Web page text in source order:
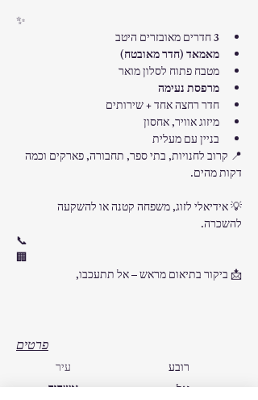
✨
3 חדרים מאובזרים היטב
מאמאד (חדר מאובטח)
מטבח פתוח לסלון מואר
מרפסת נעימה
חדר רחצה אחד + שירותים
מיזוג אוויר, אחסון
בניין עם מעלית
📍 קרוב לחנויות, בתי ספר, תחבורה, פארקים וכמה
דקות מהים.
💡 אידיאלי לזוג, משפחה קטנה או להשקעה
להשכרה.
📞
🏢
📩 ביקור בתיאום מראש – אל תתעכבו,
פרטים
עיר
אשדוד
רובע
אל